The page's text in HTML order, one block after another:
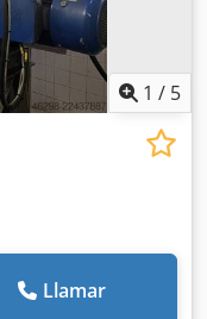
1 / 5
Llamar